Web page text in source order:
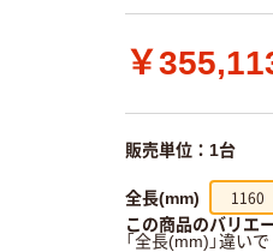
￥
販売単位：1台
全長(mm) 1160
この商品のバリエ
「全長(mm)」違い